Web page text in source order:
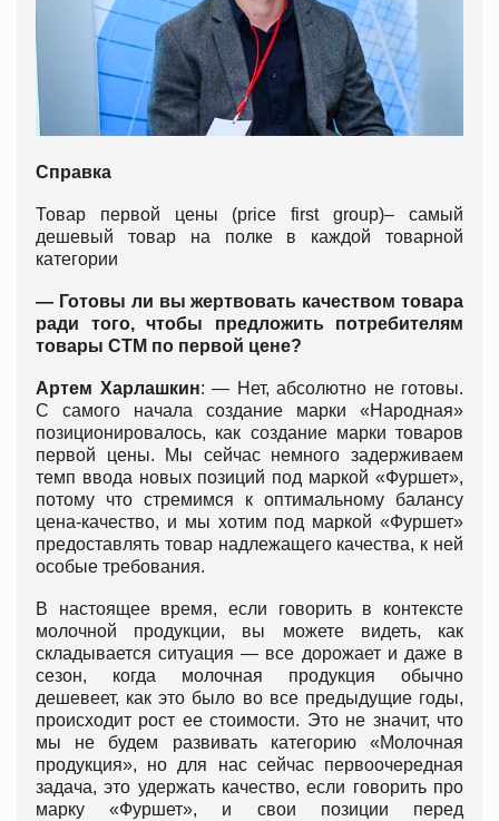
Справка
Товар первой цены (price first group)– самый
дешевый товар на полке в каждой товарной
категории
— Готовы ли вы жертвовать качеством товара
ради того, чтобы предложить потребителям
товары СТМ по первой цене?
Артем Харлашкин: — Нет, абсолютно не готовы.
С самого начала создание марки «Народная»
позиционировалось, как создание марки товаров
первой цены. Мы сейчас немного задерживаем
темп ввода новых позиций под маркой «Фуршет»,
потому что стремимся к оптимальному балансу
цена-качество, и мы хотим под маркой «Фуршет»
предоставлять товар надлежащего качества, к ней
особые требования.
В настоящее время, если говорить в контексте
молочной продукции, вы можете видеть, как
складывается ситуация — все дорожает и даже в
сезон, когда молочная продукция обычно
дешевеет, как это было во все предыдущие годы,
происходит рост ее стоимости. Это не значит, что
мы не будем развивать категорию «Молочная
продукция», но для нас сейчас первоочередная
задача, это удержать качество, если говорить про
марку «Фуршет», и свои позиции перед